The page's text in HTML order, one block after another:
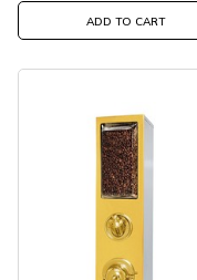
ADD TO CART